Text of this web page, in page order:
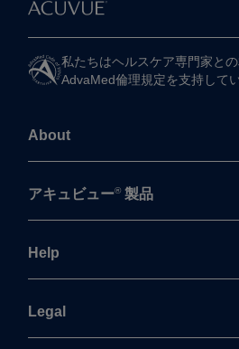
私たちは​ヘルスケア専門家と
AdvaMed倫理規定を​支持してい
About
アキュビュー® 製品
Help
Legal